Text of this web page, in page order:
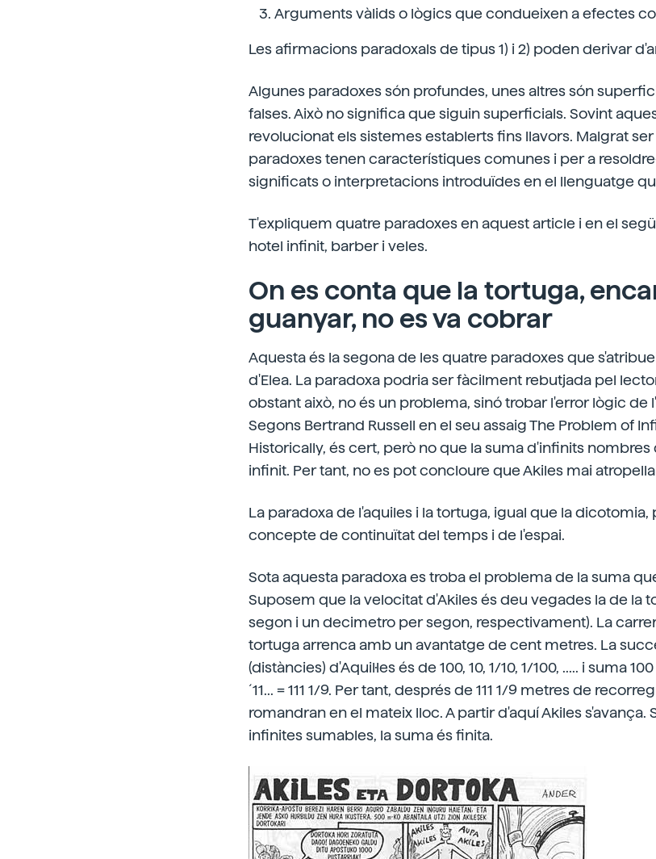
Arguments vàlids o lògics que condueixen a efectes
Les afirmacions paradoxals de tipus 1) i 2) poden derivar
Algunes paradoxes són profundes, unes altres són
falses. Això no significa que siguin superficials. Sovint
revolucionat els sistemes establerts fins llavors. Malgrat
paradoxes tenen característiques comunes i per a
significats o interpretacions introduïdes en el llenguatge
T'expliquem quatre paradoxes en aquest article i en el
hotel infinit, barber i veles.
On es conta que la tortuga,
guanyar, no es va cobrar
Aquesta és la segona de les quatre paradoxes que
d'Elea. La paradoxa podria ser fàcilment rebutjada pel
obstant això, no és un problema, sinó trobar l'error lògic de
Segons Bertrand Russell en el seu assaig The Problem of
Historically, és cert, però no que la suma d'infinits
infinit. Per tant, no es pot concloure que Akiles mai
La paradoxa de l'aquiles i la tortuga, igual que la dicotomia,
concepte de continuïtat del temps i de l'espai.
Sota aquesta paradoxa es troba el problema de la suma
Suposem que la velocitat d'Akiles és deu vegades la de la
segon i un decimetro per segon, respectivament). La
tortuga arrenca amb un avantatge de cent metres. La
(distàncies) d'Aquil·les és de 100, 10, 1/10, 1/100, ..... i suma 100
´11... = 111 1/9. Per tant, després de 111 1/9 metres de
romandran en el mateix lloc. A partir d'aquí Akiles s'avança.
infinites sumables, la suma és finita.